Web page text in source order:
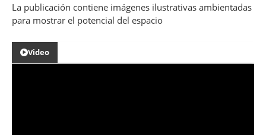
La publicación contiene imágenes ilustrativas ambientadas
para mostrar el potencial del espacio
Video